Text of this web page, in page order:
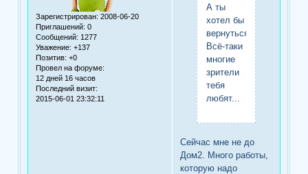
Зарегистрирован: 2008-06-20
Приглашений: 0
Сообщений: 1277
Уважение: +137
Позитив: +0
Провел на форуме:
12 дней 16 часов
Последний визит:
2015-06-01 23:32:11
А ты
хотел бы
вернуться?
Всё-таки
многие
зрители
тебя
любят...
Сейчас мне не до
Дом2. Много работы,
которую надо